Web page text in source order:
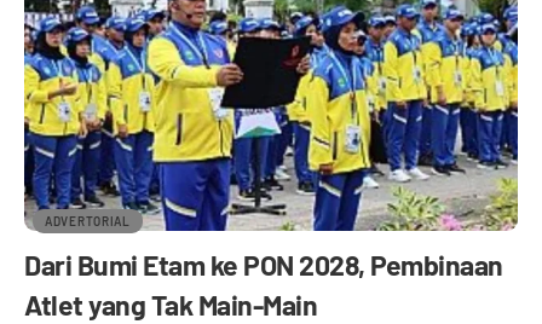
ADVERTORIAL
Dari Bumi Etam ke PON 2028, Pembinaan
Atlet yang Tak Main-Main